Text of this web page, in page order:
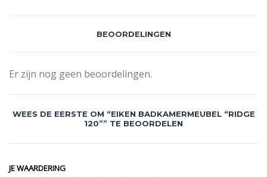
BEOORDELINGEN
Er zijn nog geen beoordelingen.
WEES DE EERSTE OM “EIKEN BADKAMERMEUBEL “RIDGE
120”” TE BEOORDELEN
JE WAARDERING